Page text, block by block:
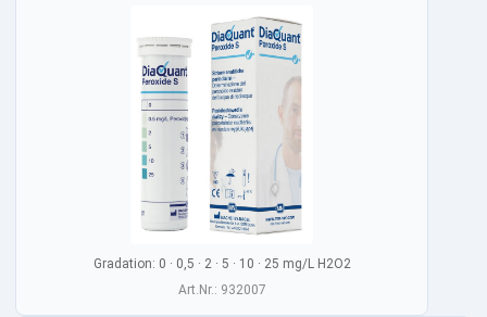
Gradation: 0 · 0,5 · 2 · 5 · 10 · 25 mg/L H2O2
Art.Nr.: 932007